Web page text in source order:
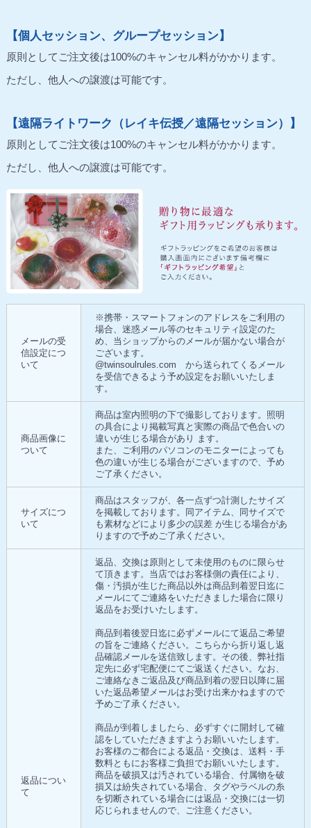
【個人セッション、グループセッション】
原則としてご注文後は100%のキャンセル料がかかります。
ただし、他人への譲渡は可能です。
【遠隔ライトワーク（レイキ伝授／遠隔セッション）】
原則としてご注文後は100%のキャンセル料がかかります。
ただし、他人への譲渡は可能です。
メールの受
信設定につ
いて
※携帯・スマートフォンのアドレスをご利用の
場合、迷惑メール等のセキュリティ設定のた
め、当ショップからのメールが届かない場合が
ございます。
@twinsoulrules.com から送られてくるメール
を受信できるよう予め設定をお願いいたしま
す。
商品画像に
ついて
商品は室内照明の下で撮影しております。照明
の具合により掲載写真と実際の商品で色合いの
違いが生じる場合があり ます。
また、ご利用のパソコンのモニターによっても
色の違いが生じる場合がございますので、予め
ご了承ください。
サイズにつ
いて
商品はスタッフが、各一点ずつ計測したサイズ
を掲載しております。同アイテム、同サイズで
も素材などにより多少の誤差 が生じる場合があ
りますので予めご了承ください。
返品につい
て
返品、交換は原則として未使用のものに限らせ
て頂きます。当店ではお客様側の責任により、
傷・汚損が生じた商品以外は商品到着翌日迄に
メールにてご連絡をいただきました場合に限り
返品をお受けいたします。
商品到着後翌日迄に必ずメールにて返品ご希望
の旨をご連絡ください。こちらから折り返し返
品確認メールを送信致します。その後、弊社指
定先に必ず宅配便にてご返送ください。なお、
ご連絡なきご返品及び商品到着の翌日以降に届
いた返品希望メールはお受け出来かねますので
予めご了承ください。
商品が到着しましたら、必ずすぐに開封して確
認をしていただきますようお願いいたします。
お客様のご都合による返品・交換は、送料・手
数料ともにお客様ご負担でお願いいたします。
商品を破損又は汚されている場合、付属物を破
損又は紛失されている場合、タグやラベルの糸
を切断されている場合には返品・交換には一切
応じられませんので、ご注意ください。